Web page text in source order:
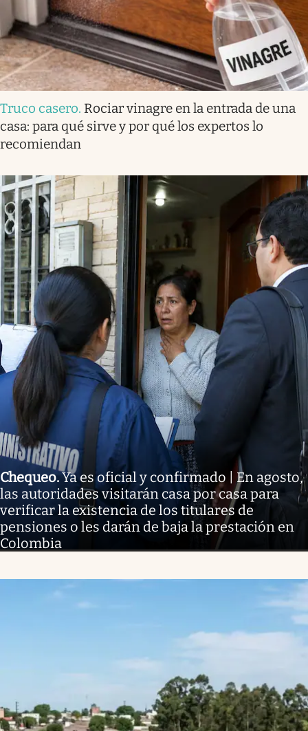
Truco casero. Rociar vinagre en la entrada de una
casa: para qué sirve y por qué los expertos lo
recomiendan
Chequeo.Ya es oficial y confirmado | En agosto,
las autoridades visitarán casa por casa para
verificar la existencia de los titulares de
pensiones o les darán de baja la prestación en
Colombia